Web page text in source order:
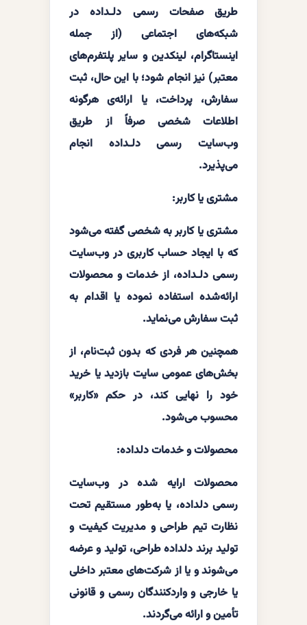
طریق صفحات رسمی دلـداده در
شبکه‌های اجتماعی (از جمله
اینستاگرام، لینکدین و سایر پلتفرم‌های
معتبر) نیز انجام شود؛ با این حال، ثبت
سفارش، پرداخت، یا ارائه‌ی هرگونه
اطلاعات شخصی صرفاً از طریق
وب‌سایت رسمی دلـداده انجام
می‌پذیرد.
‌مشتری یا کاربر:
مشتری یا کاربر به شخصی گفته می‌شود
که با ایجاد حساب کاربری در وب‌سایت
رسمی دلـداده، از خدمات و محصولات
ارائه‌شده استفاده نموده یا اقدام به
ثبت سفارش می‌نماید.
همچنین هر فردی که بدون ثبت‌نام، از
بخش‌های عمومی سایت بازدید یا خرید
خود را نهایی کند، در حکم «کاربر»
محسوب می‌شود.
محصولات و خدمات دلداده:
محصولات ارایه شده در وب‌سایت
رسمی دلداده، یا به‌طور مستقیم تحت
نظارت تیم طراحی و مدیریت کیفیت و
تولید برند دلداده طراحی، تولید و عرضه
می‌شوند و یا از شرکت‌های معتبر داخلی
یا خارجی و واردکنندگان رسمی و قانونی
تأمین و ارائه می‌گردند.